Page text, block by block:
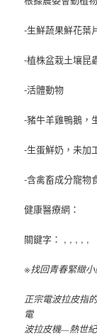
-生鮮蔬果鮮花葉
-植株盆栽土壤昆
-活體動物
-豬牛羊雞鴨鵝，
-生蛋鮮奶，未加
-含禽畜成分寵物
健康醫療網：
關鍵字： , , , , ,
※找回青春緊緻小
正宗電波拉皮指
電
波拉皮機—熱世紀